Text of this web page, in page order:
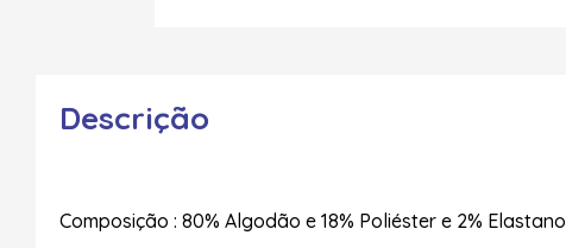
Descrição
Composição : 80% Algodão e 18% Poliéster e 2% Elastano